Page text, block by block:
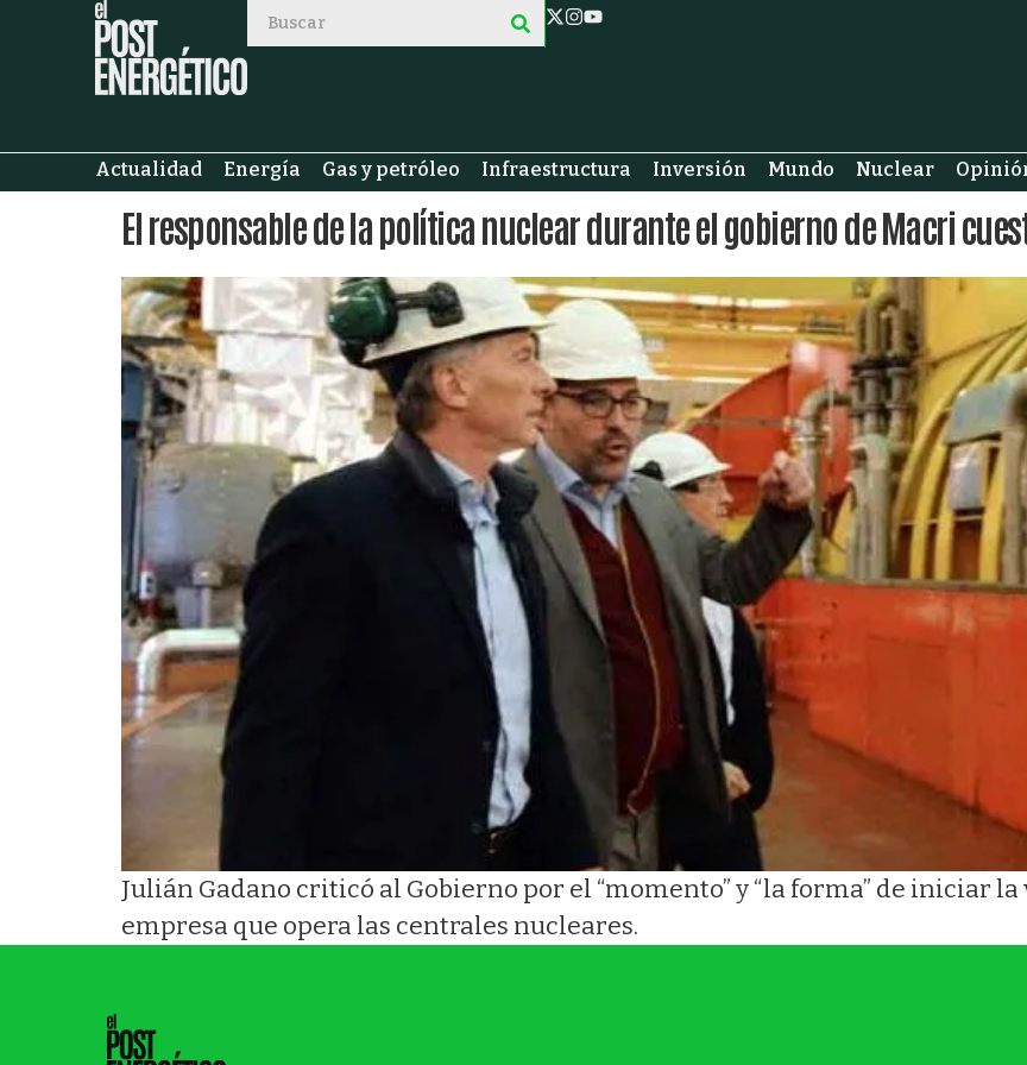
Actualidad Energía Gas y petróleo Infraestructura Inversión Mundo Nuclear
El responsable de la política nuclear durante el gobierno de Macri
Julián Gadano criticó al Gobierno por el “momento” y “la forma” de iniciar
empresa que opera las centrales nucleares.